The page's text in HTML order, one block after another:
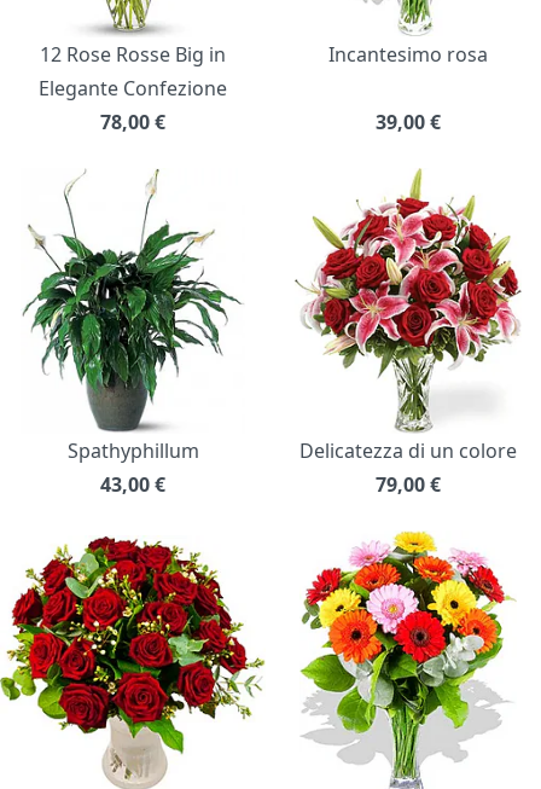
12 Rose Rosse Big in
Elegante Confezione
78,00€
Incantesimo rosa
39,00€
Spathyphillum
43,00€
Delicatezza di un colore
79,00€